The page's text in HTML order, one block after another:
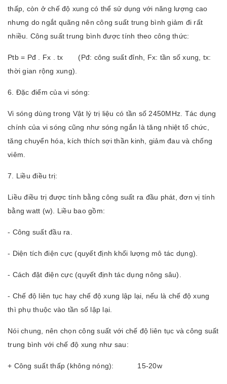
thấp, còn ở chế độ xung có thể sử dụng với năng lượng cao
nhưng do ngắt quãng nên công suất trung bình giảm đi rất
nhiều. Công suất trung bình được tính theo công thức:
Ptb = Pđ . Fx . tx (Pđ: công suất đỉnh, Fx: tần số xung, tx:
thời gian rộng xung).
6. Đặc điểm của vi sóng:
Vi sóng dùng trong Vật lý trị liệu có tần số 2450MHz. Tác dụng
chính của vi sóng cũng như sóng ngắn là tăng nhiệt tổ chức,
tăng chuyển hóa, kích thích sợi thần kinh, giảm đau và chống
viêm.
7. Liều điều trị:
Liều điều trị được tính bằng công suất ra đầu phát, đơn vị tính
bằng watt (w). Liều bao gồm:
- Công suất đầu ra.
- Diện tích điện cực (quyết định khối lượng mô tác dụng).
- Cách đặt điện cực (quyết định tác dụng nông sâu).
- Chế độ liên tục hay chế độ xung lập lại, nếu là chế độ xung
thì phụ thuộc vào tần số lập lại.
Nói chung, nên chọn công suất với chế độ liên tục và công suất
trung bình với chế độ xung như sau:
+ Công suất thấp (không nóng): 15-20w